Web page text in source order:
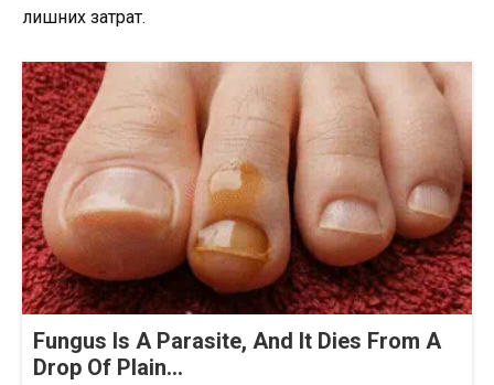
лишних затрат.
Fungus Is A Parasite, And It Dies From A
Drop Of Plain...